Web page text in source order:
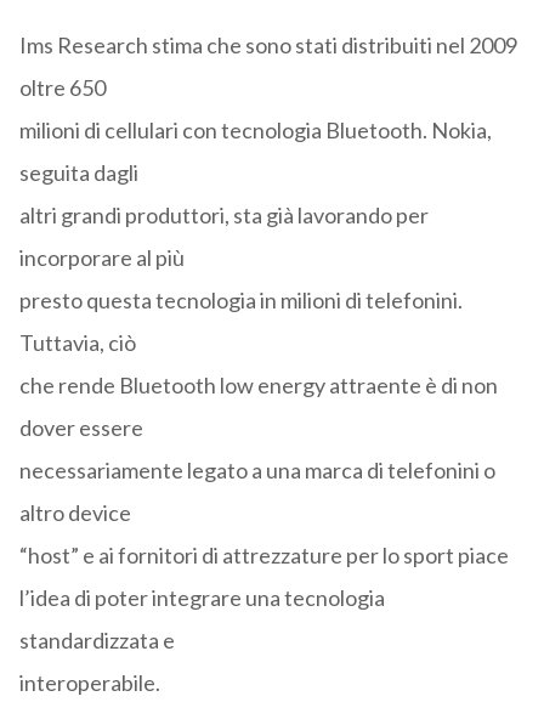
Ims Research stima che sono stati distribuiti nel 2009
oltre 650
milioni di cellulari con tecnologia Bluetooth. Nokia,
seguita dagli
altri grandi produttori, sta già lavorando per
incorporare al più
presto questa tecnologia in milioni di telefonini.
Tuttavia, ciò
che rende Bluetooth low energy attraente è di non
dover essere
necessariamente legato a una marca di telefonini o
altro device
“host” e ai fornitori di attrezzature per lo sport piace
l’idea di poter integrare una tecnologia
standardizzata e
interoperabile.